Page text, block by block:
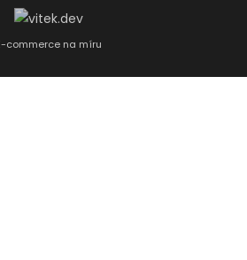
commerce na míru